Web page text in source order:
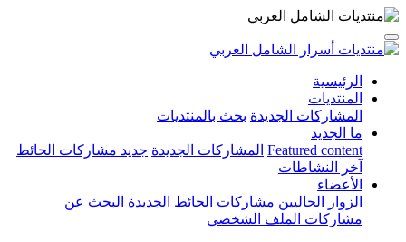
الرئيسية
المنتديات
المشاركات الجديدة بحث بالمنتديات
ما الجديد
Featured content المشاركات الجديدة جديد مشاركات الحائط
آخر النشاطات
الأعضاء
الزوار الحاليين مشاركات الحائط الجديدة البحث عن
مشاركات الملف الشخصي